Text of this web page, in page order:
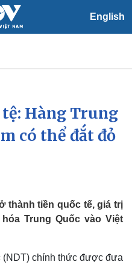
English
Xã hội
Tin 24h
Dự báo thời tiết
Hàng Trung
có thể đắt đỏ
thành tiền quốc tế, giá trị
Trung Quốc vào Việt
(NDT) chính thức được đưa